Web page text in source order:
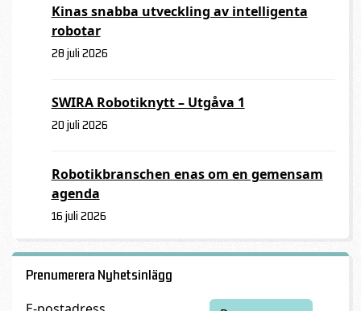
Kinas snabba utveckling av intelligenta
robotar
28 juli 2026
SWIRA Robotiknytt – Utgåva 1
20 juli 2026
Robotikbranschen enas om en gemensam
agenda
16 juli 2026
Prenumerera Nyhetsinlägg